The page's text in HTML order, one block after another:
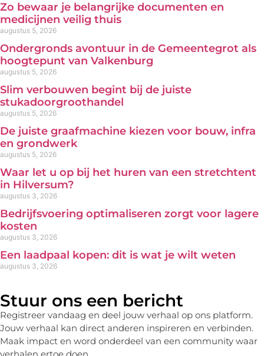
Zo bewaar je belangrijke documenten en
medicijnen veilig thuis
augustus 5, 2026
Ondergronds avontuur in de Gemeentegrot als
hoogtepunt van Valkenburg
augustus 5, 2026
Slim verbouwen begint bij de juiste
stukadoorgroothandel
augustus 5, 2026
De juiste graafmachine kiezen voor bouw, infra
en grondwerk
augustus 5, 2026
Waar let u op bij het huren van een stretchtent
in Hilversum?
augustus 3, 2026
Bedrijfsvoering optimaliseren zorgt voor lagere
kosten
augustus 3, 2026
Een laadpaal kopen: dit is wat je wilt weten
augustus 3, 2026
Stuur ons een bericht
Registreer vandaag en deel jouw verhaal op ons platform.
Jouw verhaal kan direct anderen inspireren en verbinden.
Maak impact en word onderdeel van een community waar